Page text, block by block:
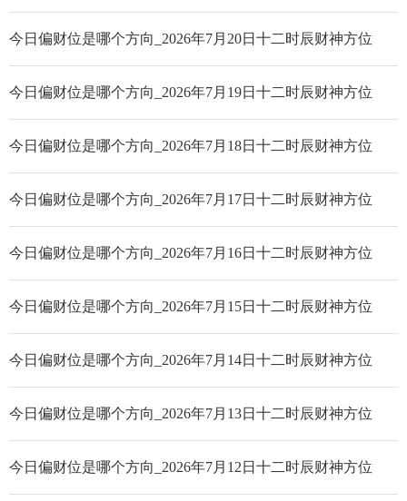
今日偏财位是哪个方向_2026年7月20日十二时辰财神方位
今日偏财位是哪个方向_2026年7月19日十二时辰财神方位
今日偏财位是哪个方向_2026年7月18日十二时辰财神方位
今日偏财位是哪个方向_2026年7月17日十二时辰财神方位
今日偏财位是哪个方向_2026年7月16日十二时辰财神方位
今日偏财位是哪个方向_2026年7月15日十二时辰财神方位
今日偏财位是哪个方向_2026年7月14日十二时辰财神方位
今日偏财位是哪个方向_2026年7月13日十二时辰财神方位
今日偏财位是哪个方向_2026年7月12日十二时辰财神方位